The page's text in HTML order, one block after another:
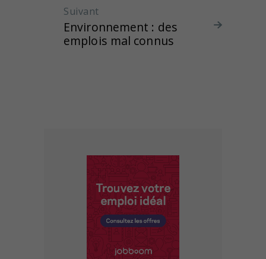
Suivant
Environnement : des
emplois mal connus